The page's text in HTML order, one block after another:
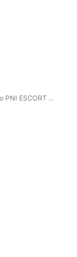
Kit CB-Radio PNI ESCORT CB 8024 ASQ + Antenne CB PNI S75 mit Magnet